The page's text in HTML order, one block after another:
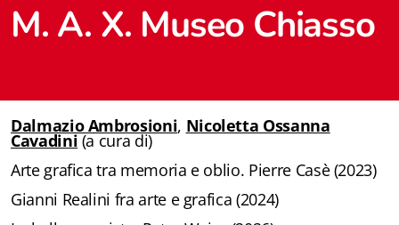
M. A. X. Museo Chiasso
Dalmazio Ambrosioni, Nicoletta Ossanna
Cavadini(a cura di)
Arte grafica tra memoria e oblio. Pierre Casè (2023)
Gianni Realini fra arte e grafica (2024)
Giampiero Casagrande editore